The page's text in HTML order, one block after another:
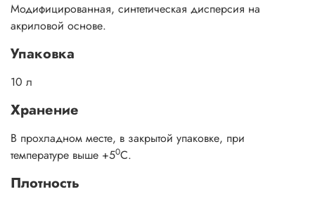
Модифицированная, синтетическая дисперсия на
акриловой основе.
Упаковка
10 л
Хранение
В прохладном месте, в закрытой упаковке, при
температуре выше +50С.
Плотность